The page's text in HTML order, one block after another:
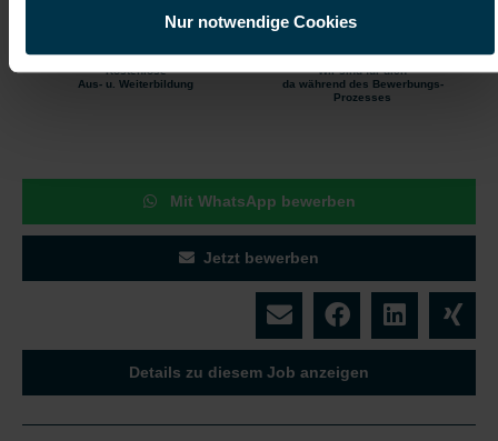
Nur notwendige Cookies
Kostenlose
Aus- u. Weiterbildung
Wir sind für dich
da während des Bewerbungs-
Prozesses
Mit WhatsApp bewerben
Jetzt bewerben
Details zu diesem Job anzeigen